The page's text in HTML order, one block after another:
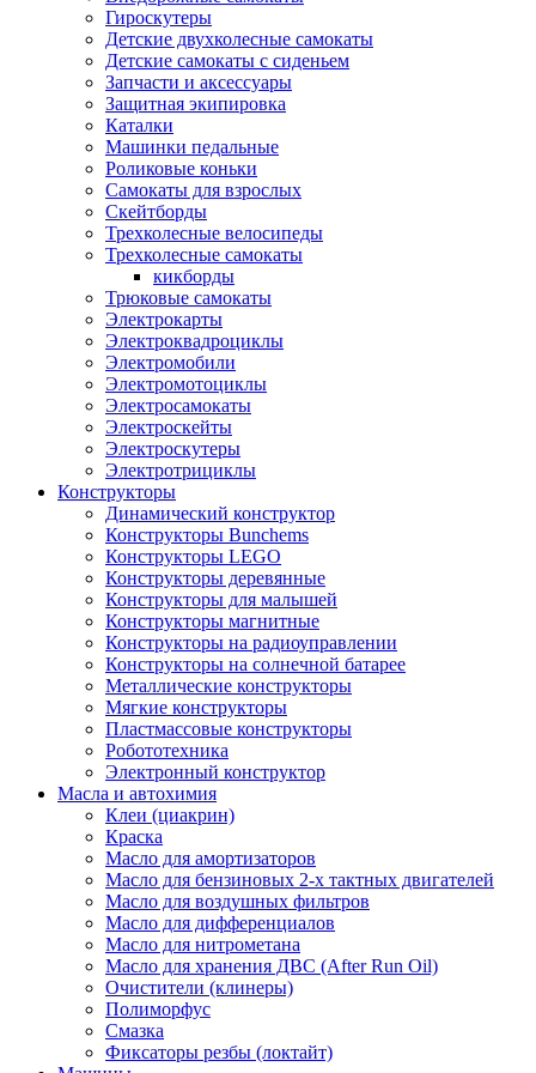
Гироскутеры
Детские двухколесные самокаты
Детские самокаты с сиденьем
Запчасти и аксессуары
Защитная экипировка
Каталки
Машинки педальные
Роликовые коньки
Самокаты для взрослых
Скейтборды
Трехколесные велосипеды
Трехколесные самокаты
кикборды
Трюковые самокаты
Электрокарты
Электроквадроциклы
Электромобили
Электромотоциклы
Электросамокаты
Электроскейты
Электроскутеры
Электротрициклы
Конструкторы
Динамический конструктор
Конструкторы Bunchems
Конструкторы LEGO
Конструкторы деревянные
Конструкторы для малышей
Конструкторы магнитные
Конструкторы на радиоуправлении
Конструкторы на солнечной батарее
Металлические конструкторы
Мягкие конструкторы
Пластмассовые конструкторы
Робототехника
Электронный конструктор
Масла и автохимия
Клеи (циакрин)
Краска
Масло для амортизаторов
Масло для бензиновых 2-х тактных двигателей
Масло для воздушных фильтров
Масло для дифференциалов
Масло для нитрометана
Масло для хранения ДВС (After Run Oil)
Очистители (клинеры)
Полиморфус
Смазка
Фиксаторы резбы (локтайт)